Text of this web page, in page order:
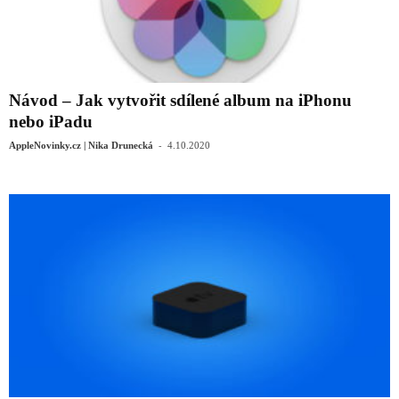
Návod – Jak vytvořit sdílené album na iPhonu
nebo iPadu
AppleNovinky.cz | Nika Drunecká - 4.10.2020